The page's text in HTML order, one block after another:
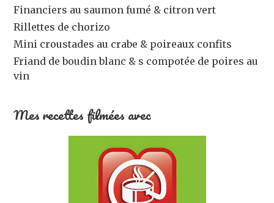
Financiers au saumon fumé & citron vert
Rillettes de chorizo
Mini croustades au crabe & poireaux confits
Friand de boudin blanc & s compotée de poires au
vin
Mes recettes filmées avec